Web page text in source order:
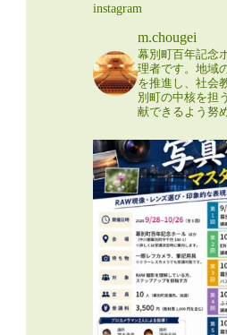
instagram
m.chougei
幕別町百年記念
理者です。地域
を推進し、社会
別町の中核を担
献できるよう努